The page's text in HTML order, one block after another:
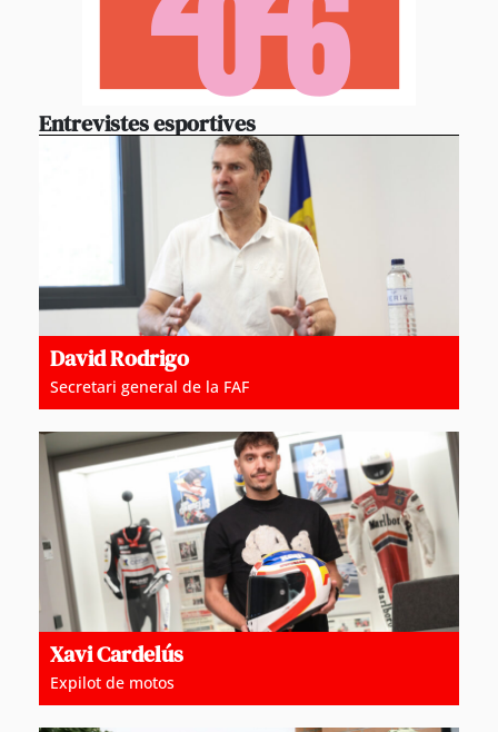
Entrevistes esportives
David Rodrigo
Secretari general de la FAF
Xavi Cardelús
Expilot de motos